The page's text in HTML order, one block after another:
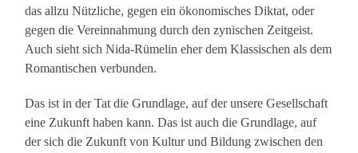
das allzu Nützliche, gegen ein ökonomisches Diktat, oder
gegen die Vereinnahmung durch den zynischen Zeitgeist.
Auch sieht sich Nida-Rümelin eher dem Klassischen als dem
Romantischen verbunden.
Das ist in der Tat die Grundlage, auf der unsere Gesellschaft
eine Zukunft haben kann. Das ist auch die Grundlage, auf
der sich die Zukunft von Kultur und Bildung zwischen den